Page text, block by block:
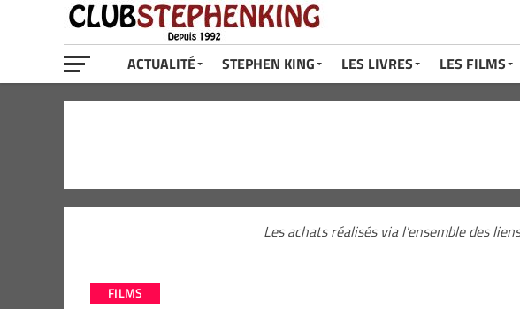
ACTUALITÉ STEPHEN KING LES LIVRES LES FILMS
Les achats réalisés via l'ensemble des
FILMS